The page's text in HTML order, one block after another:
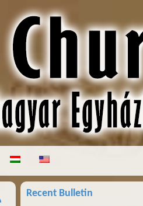
Recent Bulletin